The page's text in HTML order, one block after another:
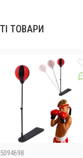
ТОВАРИ
5094698